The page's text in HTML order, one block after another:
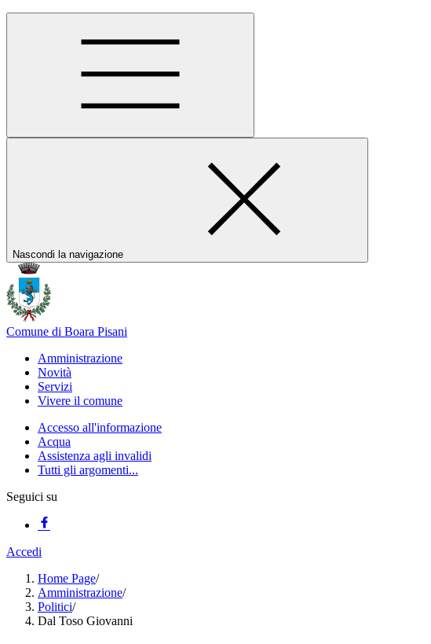
Nascondi la navigazione
Comune di Boara Pisani
Amministrazione
Novità
Servizi
Vivere il comune
Accesso all'informazione
Acqua
Assistenza agli invalidi
Tutti gli argomenti...
Seguici su
Accedi
Home Page/
Amministrazione/
Politici/
Dal Toso Giovanni